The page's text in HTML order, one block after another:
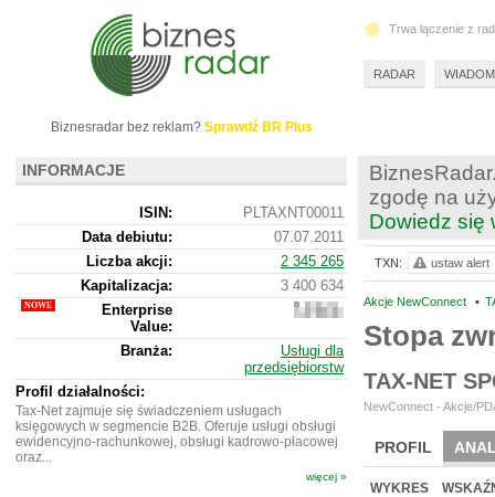
zgodę na
Dowiedz się
Akcje NewConnect •
Stopa
TAX-NET
NewConnect - Akcje/
PROFIL
BR LAB
WYKRES
TXN: ustaw alert
Biznesradar bez reklam? Sprawdź BR Plus
INFORMACJE
ISIN:
PLTAXNT00011
Data debiutu:
07.07.2011
Liczba akcji:
2 345 265
Kapitalizacja:
3 400 634
Enterprise
Value:
2
634
Branża:
Usługi dla
przedsiębiorstw
Profil działalności:
Tax-Net zajmuje się świadczeniem usługach
księgowych w segmencie B2B. Oferuje usługi obsługi
ewidencyjno-rachunkowej, obsługi kadrowo-płacowej
oraz...
więcej »
Trwa łączenie z
RADAR